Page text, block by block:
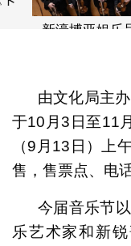
新濠博亚娱乐呈献
由文化局主
于10月3日至11
（9月13日）上
售，售票点、电
今届音乐节
乐艺术家和新